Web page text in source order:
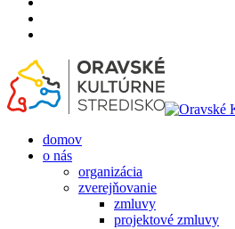
domov
o nás
organizácia
zverejňovanie
zmluvy
projektové zmluvy